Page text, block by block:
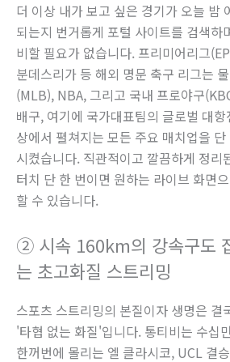
더 이상 내가 보고 싶은 경기가 오늘 밤
되는지 번거롭게 포털 사이트를 검색하
비할 필요가 없습니다. 프리미어리그
분데스리가 등 해외 명문 축구 리그는
(MLB), NBA, 그리고 국내 프로야구
배구, 여기에 국가대표팀의 글로벌 대
상에서 펼쳐지는 모든 주요 매치업을
시켰습니다. 직관적이고 깔끔하게 정리
터치 단 한 번이면 원하는 라이브 화면
할 수 있습니다.
② 시속 160km의 강속구도
는 초고화질 스트리밍
스포츠 스트리밍의 본질이자 생명은 결
'타협 없는 화질'입니다. 통티비는 수십
한꺼번에 몰리는 엘 클라시코, UCL 결